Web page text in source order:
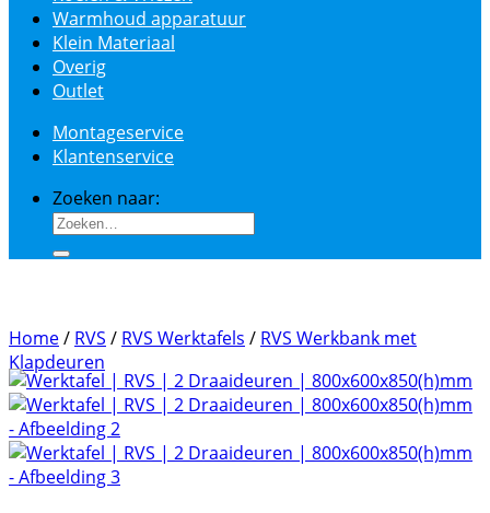
Warmhoud apparatuur
Klein Materiaal
Overig
Outlet
Montageservice
Klantenservice
Zoeken naar:
Home/ RVS / RVS Werktafels / RVS Werkbank met
Klapdeuren